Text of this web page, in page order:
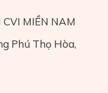
CVI MIỀN NAM
Phú Thọ Hòa,